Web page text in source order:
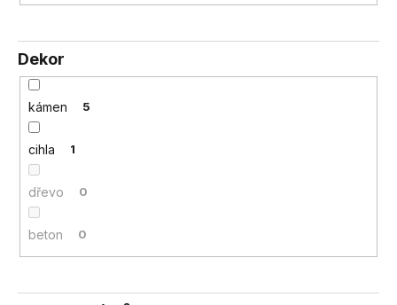
Dekor
kámen 5
cihla 1
dřevo 0
beton 0